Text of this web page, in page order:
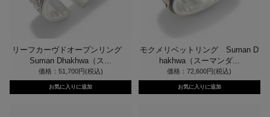
リーフカーヴドオープンリング
Suman Dhakhwa（ス...
価格：51,700円(税込)
モクメリベットリング Suman D
hakhwa（スーマンダ...
価格：72,600円(税込)